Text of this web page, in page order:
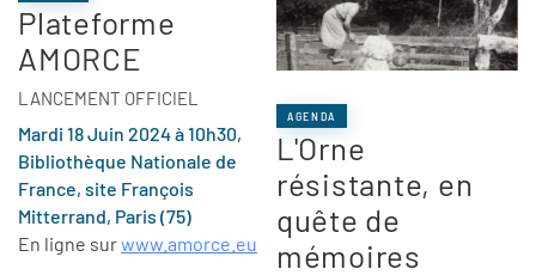
Plateforme
AMORCE
LANCEMENT OFFICIEL
Mardi 18 Juin 2024 à 10h30,
Bibliothèque Nationale de
France, site François
Mitterrand, Paris (75)
En ligne surwww.amorce.eu
AGENDA
L'Orne
résistante, en
quête de
mémoires